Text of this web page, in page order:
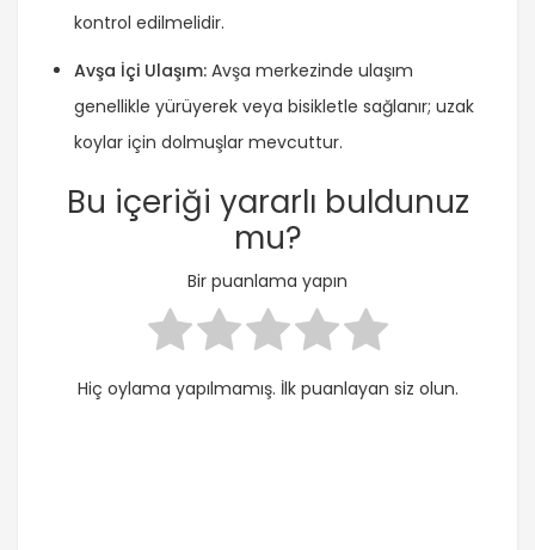
kontrol edilmelidir.
Avşa İçi Ulaşım: Avşa merkezinde ulaşım
genellikle yürüyerek veya bisikletle sağlanır; uzak
koylar için dolmuşlar mevcuttur.
Bu içeriği yararlı buldunuz
mu?
Bir puanlama yapın
Hiç oylama yapılmamış. İlk puanlayan siz olun.